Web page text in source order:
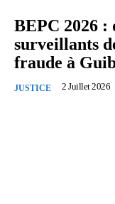
BEPC 2026 :
surveillants
fraude à
JUSTICE 2 Juillet 2026